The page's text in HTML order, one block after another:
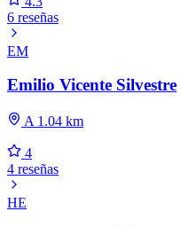
6 reseñas
EM
Emilio Vicente Silvestre
A 1.04 km
4
4 reseñas
HE